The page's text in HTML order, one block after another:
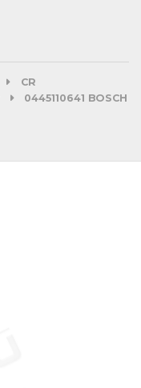
CR
0445110641 BOSCH